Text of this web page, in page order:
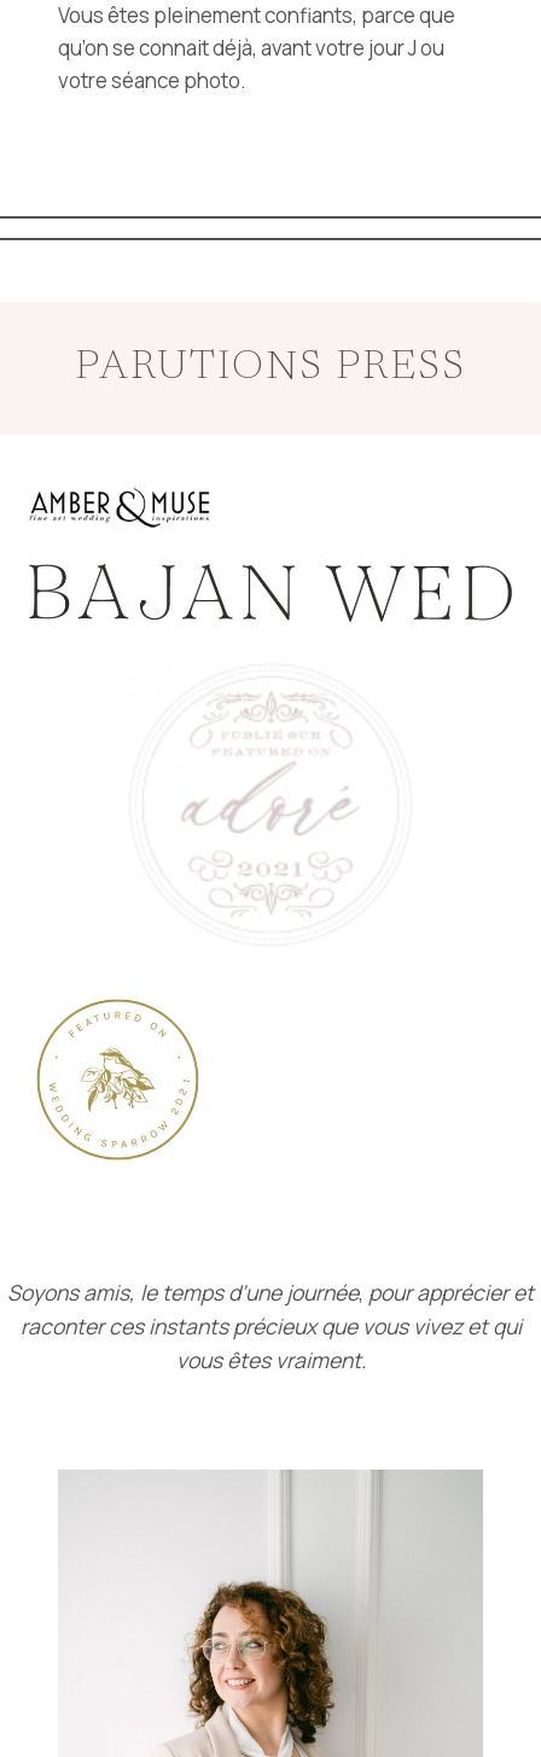
Vous êtes pleinement confiants, parce que
qu’on se connait déjà, avant votre jour J ou
votre séance photo.
PARUTIONS PRESS
Soyons amis, le temps d’une journée, pour apprécier et
raconter ces instants précieux que vous vivez et qui
vous êtes vraiment.